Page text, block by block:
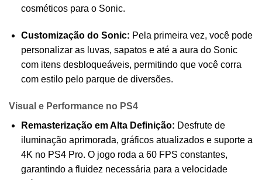
cosméticos para o Sonic.
Customização do Sonic: Pela primeira vez, você pode
personalizar as luvas, sapatos e até a aura do Sonic
com itens desbloqueáveis, permitindo que você corra
com estilo pelo parque de diversões.
Visual e Performance no PS4
Remasterização em Alta Definição: Desfrute de
iluminação aprimorada, gráficos atualizados e suporte a
4K no PS4 Pro. O jogo roda a 60 FPS constantes,
garantindo a fluidez necessária para a velocidade